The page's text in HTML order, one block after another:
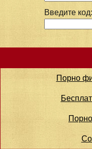
Введите код:
Порно